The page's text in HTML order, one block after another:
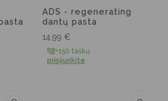
ADS - regenerating
dantų pasta
14,99 €
+150 taškų
prisijunkite